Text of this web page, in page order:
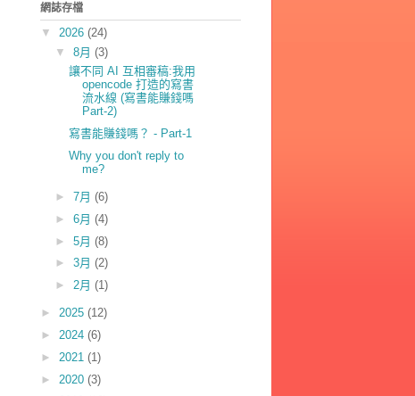
網誌存檔
▼ 2026 (24)
▼ 8月 (3)
讓不同 AI 互相審稿:我用
opencode 打造的寫書
流水線 (寫書能賺錢嗎
Part-2)
寫書能賺錢嗎？ - Part-1
Why you don't reply to
me?
► 7月 (6)
► 6月 (4)
► 5月 (8)
► 3月 (2)
► 2月 (1)
► 2025 (12)
► 2024 (6)
► 2021 (1)
► 2020 (3)